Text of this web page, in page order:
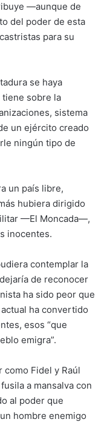
—aunque de
del poder de esta
para su
se haya
sobre la
sistema
un ejército creado
ningún tipo de
un país libre,
hubiera dirigido
—El Moncada—,
inocentes.
contemplar la
de reconocer
ha sido peor que
ha convertido
esos “que
emigra”.
Fidel y Raúl
a mansalva con
al poder que
hombre enemigo